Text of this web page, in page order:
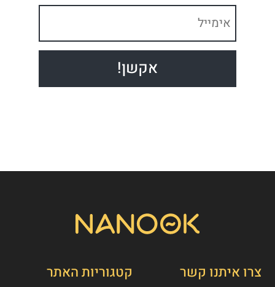
צרו איתנו קשר קטגוריות האתר